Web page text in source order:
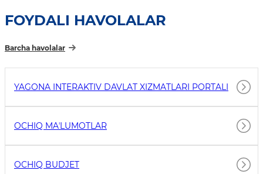
FOYDALI HAVOLALAR
Barcha havolalar
YAGONA INTERAKTIV DAVLAT XIZMATLARI PORTALI
OCHIQ MAʼLUMOTLAR
OCHIQ BUDJET